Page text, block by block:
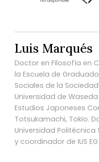
Luis Marqués
Doctor en Filosofía en
la Escuela de
Sociales de la
Universidad de
Estudios Japoneses
Totsukamachi, Tokio.
Universidad Politécnica
y coordinador de IUS